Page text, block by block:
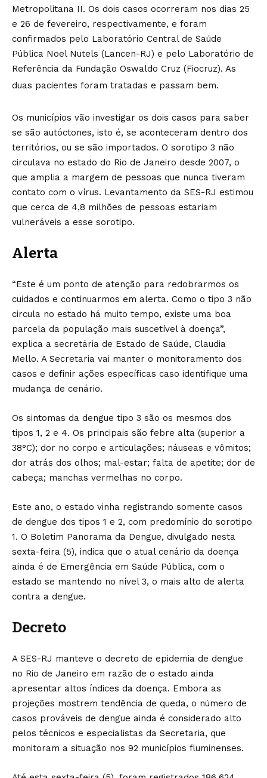
Metropolitana II. Os dois casos ocorreram nos dias 25
e 26 de fevereiro, respectivamente, e foram
confirmados pelo Laboratório Central de Saúde
Pública Noel Nutels (Lancen-RJ) e pelo Laboratório de
Referência da Fundação Oswaldo Cruz (Fiocruz). As
duas pacientes foram tratadas e passam bem.
Os municípios vão investigar os dois casos para saber
se são autóctones, isto é, se aconteceram dentro dos
territórios, ou se são importados. O sorotipo 3 não
circulava no estado do Rio de Janeiro desde 2007, o
que amplia a margem de pessoas que nunca tiveram
contato com o vírus. Levantamento da SES-RJ estimou
que cerca de 4,8 milhões de pessoas estariam
vulneráveis a esse sorotipo.
Alerta
“Este é um ponto de atenção para redobrarmos os
cuidados e continuarmos em alerta. Como o tipo 3 não
circula no estado há muito tempo, existe uma boa
parcela da população mais suscetível à doença”,
explica a secretária de Estado de Saúde, Claudia
Mello. A Secretaria vai manter o monitoramento dos
casos e definir ações específicas caso identifique uma
mudança de cenário.
Os sintomas da dengue tipo 3 são os mesmos dos
tipos 1, 2 e 4. Os principais são febre alta (superior a
38°C); dor no corpo e articulações; náuseas e vômitos;
dor atrás dos olhos; mal-estar; falta de apetite; dor de
cabeça; manchas vermelhas no corpo.
Este ano, o estado vinha registrando somente casos
de dengue dos tipos 1 e 2, com predomínio do sorotipo
1. O Boletim Panorama da Dengue, divulgado nesta
sexta-feira (5), indica que o atual cenário da doença
ainda é de Emergência em Saúde Pública, com o
estado se mantendo no nível 3, o mais alto de alerta
contra a dengue.
Decreto
A SES-RJ manteve o decreto de epidemia de dengue
no Rio de Janeiro em razão de o estado ainda
apresentar altos índices da doença. Embora as
projeções mostrem tendência de queda, o número de
casos prováveis de dengue ainda é considerado alto
pelos técnicos e especialistas da Secretaria, que
monitoram a situação nos 92 municípios fluminenses.